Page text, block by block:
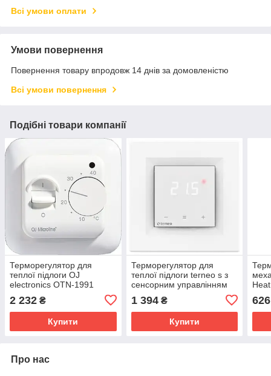
Всі умови оплати
Умови повернення
Повернення товару впродовж 14 днів за домовленістю
Всі умови повернення
Подібні товари компанії
Терморегулятор для
теплої підлоги OJ
electronics OTN-1991
2 232 ₴
Купити
Терморегулятор для
теплої підлоги terneo s з
сенсорним управлінням
1 394₴
Купити
626
Про нас